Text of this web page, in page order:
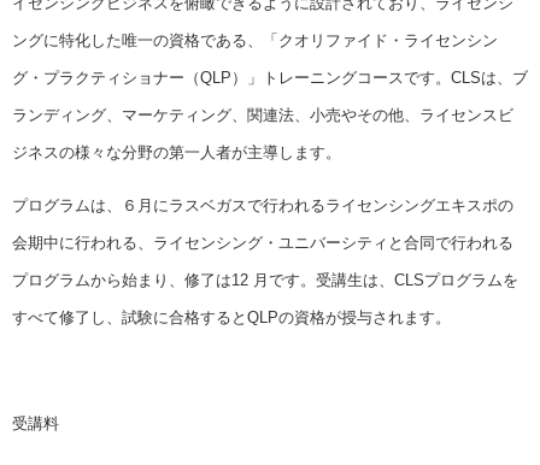
ングに特化した唯一の資格である、「クオリファイド・ライセンシン
グ・プラクティショナー（QLP）」トレーニングコースです。CLSは、ブ
ランディング、マーケティング、関連法、小売やその他、ライセンスビ
ジネスの様々な分野の第一人者が主導します。
プログラムは、６月にラスベガスで行われるライセンシングエキスポの
会期中に行われる、ライセンシング・ユニバーシティと合同で行われる
プログラムから始まり、修了は12 月です。受講生は、CLSプログラムを
すべて修了し、試験に合格するとQLPの資格が授与されます。
受講料